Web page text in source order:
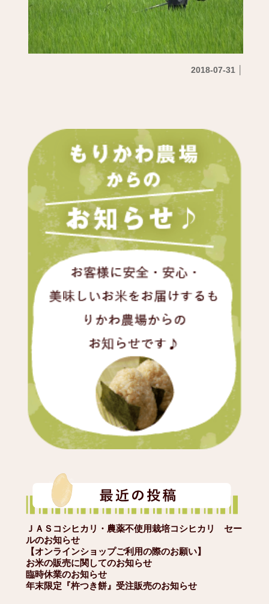
ＪＡＳコシヒカリ・農薬不使用栽培コシヒカリ セー
ルのお知らせ
【オンラインショップご利用の際のお願い】
お米の販売に関してのお知らせ
臨時休業のお知らせ
年末限定『杵つき餅』受注販売のお知らせ
2018-07-31 │